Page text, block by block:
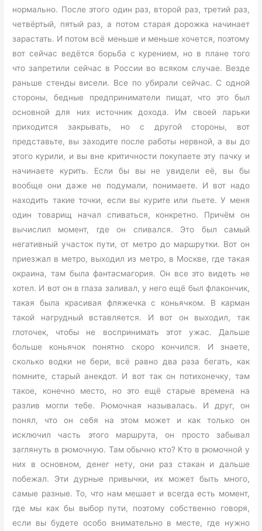
нормально. После этого один раз, второй раз, третий раз,
четвёртый, пятый раз, а потом старая дорожка начинает
зарастать. И потом всё меньше и меньше хочется, поэтому
вот сейчас ведётся борьба с курением, но в плане того
что запретили сейчас в России во всяком случае. Везде
раньше стенды висели. Все по убирали сейчас. С одной
стороны, бедные предприниматели пищат, что это был
основной для них источник дохода. Им своей ларьки
приходится закрывать, но с другой стороны, вот
представьте, вы заходите после работы нервной, а вы до
этого курили, и вы вне критичности покупаете эту пачку и
начинаете курить. Если бы вы не увидели её, вы бы
вообще они даже не подумали, понимаете. И вот надо
находить такие точки, если вы курите или пьете. У меня
один товарищ начал спиваться, конкретно. Причём он
вычислил момент, где он спивался. Это был самый
негативный участок пути, от метро до маршрутки. Вот он
приезжал в метро, выходил из метро, в Москве, где такая
окраина, там была фантасмагория. Он все это видеть не
хотел. И вот он в глаза заливал, у него ещё был флакончик,
такая была красивая фляжечка с коньячком. В карман
такой нагрудный вставляется. И вот он выходил, так
глоточек, чтобы не воспринимать этот ужас. Дальше
больше коньячок понятно скоро кончился. И знаете,
сколько водки не бери, всё равно два раза бегать, как
помните, старый анекдот. И вот так он потихонечку, там
такое, конечно место, но это ещё старые времена на
разлив могли тебе. Рюмочная называлась. И друг, он
понял, что он себя на этом может и как только он
исключил часть этого маршрута, он просто забывал
заглянуть в рюмочную. Там обычно кто? Кто в рюмочной у
них в основном, денег нету, они раз стакан и дальше
побежал. Эти дурные привычки, их может быть много,
самые разные. То, что нам мешает и всегда есть момент,
где мы как бы выбор пути, поэтому собственно говоря,
если вы будете особо внимательно в месте, где нужно